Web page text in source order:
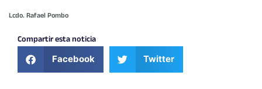
Lcdo. Rafael Pombo
Compartir esta noticia
Facebook Twitter